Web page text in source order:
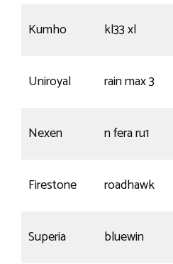
Kumho kl33 xl
Uniroyal rain max 3
Nexen n fera ru1
Firestone roadhawk
Superia bluewin